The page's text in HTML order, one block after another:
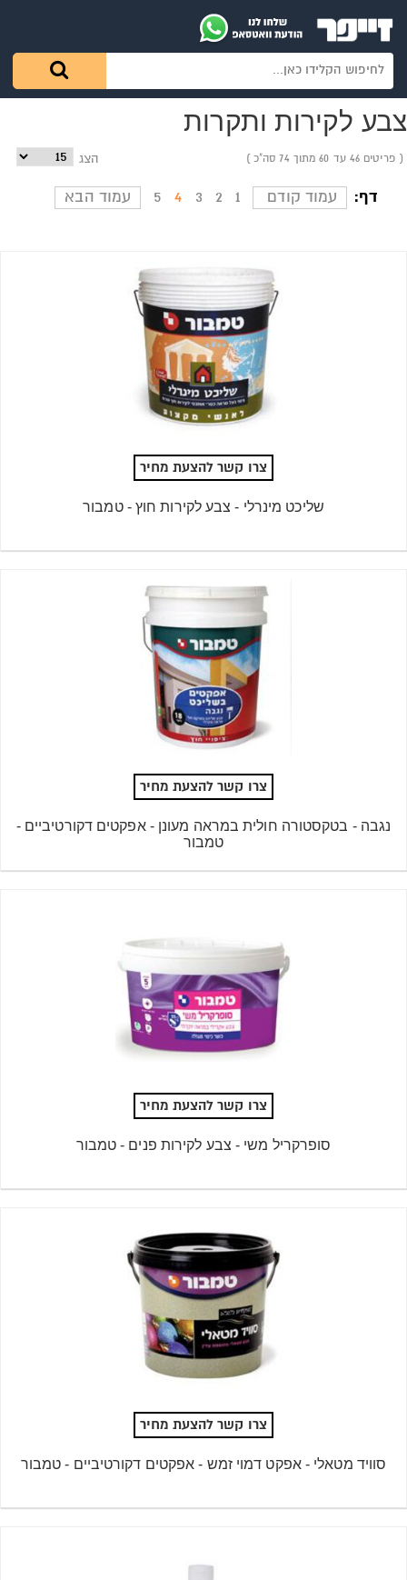
צבע לקירות ותקרות
פריטים 46 עד 60 מתוך 74 סה"כ הצג
דף: עמוד קודם 1
2
3
4
5 עמוד הבא
צרו קשר להצעת מחיר
שליכט מינרלי - צבע לקירות חוץ - טמבור
צרו קשר להצעת מחיר
נגבה - בטקסטורה חולית במראה מעונן - אפקטים דקורטיביים -
טמבור
צרו קשר להצעת מחיר
סופרקריל משי - צבע לקירות פנים - טמבור
צרו קשר להצעת מחיר
סוויד מטאלי - אפקט דמוי זמש - אפקטים דקורטיביים - טמבור